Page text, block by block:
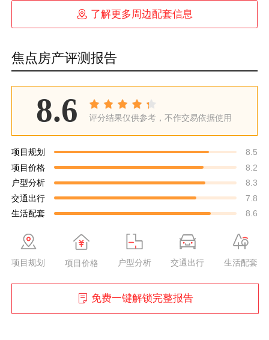
 了解更多周边配套信息
焦点房产评测报告
8.6 评分结果仅供参考，不作交易依据使用
项目规划
8.5
项目价格
8.2
户型分析
8.3
交通出行
7.8
生活配套
8.6
项目规划 项目价格 户型分析 交通出行 生活配套
免费一键解锁完整报告